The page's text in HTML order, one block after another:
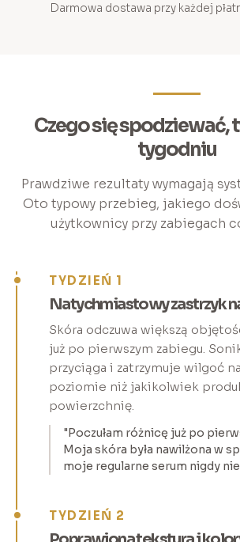
Darmowa dostawa przy każdej
Czego się spodziewać,
tygodniu
Prawdziwe rezultaty wymagają
Oto typowy przebieg, jakiego
użytkownicy przy zabiegach
TYDZIEŃ 1
Natychmiastowy zastrzyk
Skóra odczuwa większą
już po pierwszym zabiegu.
przyciąga i zatrzymuje wilgoć
poziomie niż jakikolwiek
powierzchnię.
"Poczułam różnicę już po
Moja skóra była nawilżona w
moje regularne serum nigdy
TYDZIEŃ 2